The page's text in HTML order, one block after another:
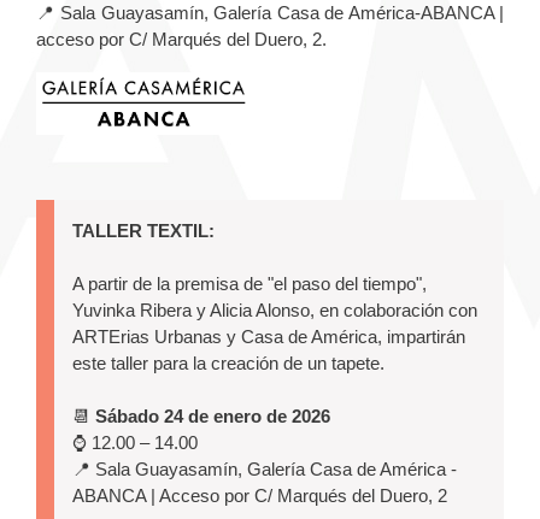
📍 Sala Guayasamín, Galería Casa de América-ABANCA |
acceso por C/ Marqués del Duero, 2.
TALLER TEXTIL:
A partir de la premisa de "el paso del tiempo",
Yuvinka Ribera y Alicia Alonso, en colaboración con
ARTErias Urbanas y Casa de América, impartirán
este taller para la creación de un tapete.
📆 Sábado 24 de enero de 2026
⌚ 12.00 – 14.00
📍 Sala Guayasamín, Galería Casa de América -
ABANCA | Acceso por C/ Marqués del Duero, 2